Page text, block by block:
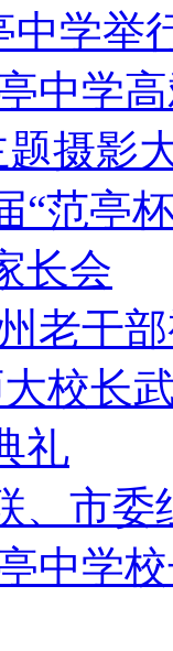
中学举
中学
摄影
“范亭
长会
老干
校长
礼
、市
中学